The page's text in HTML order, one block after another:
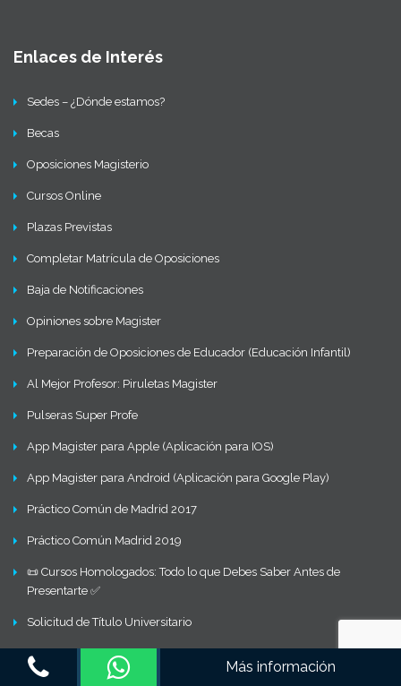
Más información
Enlaces de Interés
Sedes – ¿Dónde estamos?
Becas
Oposiciones Magisterio
Cursos Online
Plazas Previstas
Completar Matrícula de Oposiciones
Baja de Notificaciones
Opiniones sobre Magister
Preparación de Oposiciones de Educador (Educación Infantil)
Al Mejor Profesor: Piruletas Magister
Pulseras Super Profe
App Magister para Apple (Aplicación para IOS)
App Magister para Android (Aplicación para Google Play)
Práctico Común de Madrid 2017
Práctico Común Madrid 2019
📜 Cursos Homologados: Todo lo que Debes Saber Antes de
Presentarte ✅
Solicitud de Título Universitario
Consultar Matrícula de Oposiciones